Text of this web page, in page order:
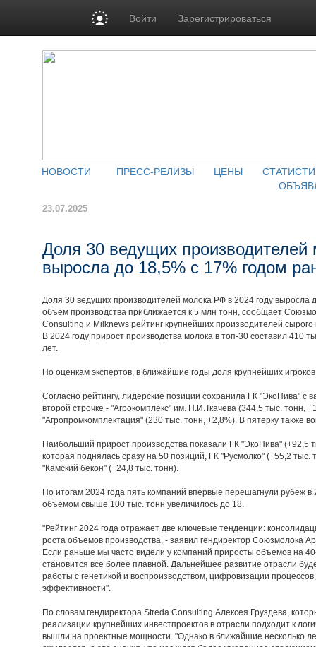
Войти Зарегистрироваться
НОВОСТИ ПРЕСС-РЕЛИЗЫ ЦЕНЫ
23.07.2025
Доля 30 ведущих
выросла до 18,5% с 17% годом
Доля 30 ведущих производителей молока РФ в 2024 году выросла
объем производства приближается к 5 млн тонн, сообщает
Consulting и Milknews рейтинг крупнейших производителей
В 2024 году прирост производства молока в топ-30 составил 410
лет.
По оценкам экспертов, в ближайшие годы доля крупнейших
Согласно рейтингу, лидерские позиции сохранила ГК "ЭкоНива"
второй строчке - "Агрокомплекс" им. Н.И.Ткачева (344,5 тыс. тонн,
"Агропромкомплектация" (230 тыс. тонн, +2,8%). В пятерку также
Наибольший прирост производства показали ГК "ЭкоНива" (+92,5
которая поднялась сразу на 50 позиций, ГК "Русмолко" (+55,2 тыс.
"Камский бекон" (+24,8 тыс. тонн).
По итогам 2024 года пять компаний впервые перешагнули рубеж
объемом свыше 100 тыс. тонн увеличилось до 18.
"Рейтинг 2024 года отражает две ключевые тенденции:
роста объемов производства, - заявил гендиректор Союзмолока
Если раньше мы часто видели у компаний приросты объемов на
становится все более плавной. Дальнейшее развитие отрасли
работы с генетикой и воспроизводством, цифровизации
эффективности".
По словам гендиректора Streda Consulting Алексея Груздева,
реализации крупнейших инвестпроектов в отрасли подходит к
вышли на проектные мощности. "Однако в ближайшие несколько